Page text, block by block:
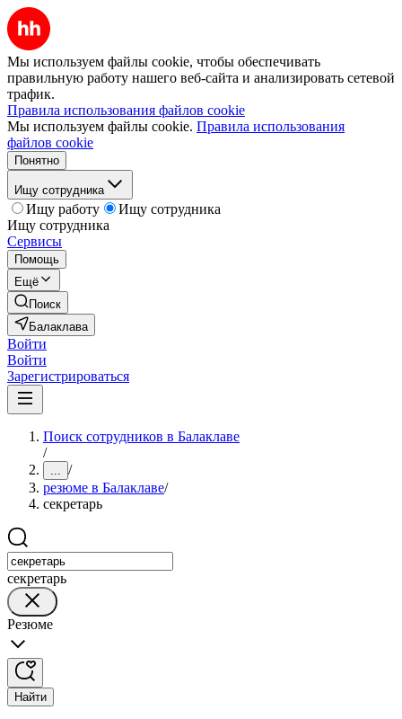
Мы используем файлы cookie, чтобы обеспечивать
правильную работу нашего веб-сайта и анализировать сетевой
трафик.
Правила использования файлов cookie
Мы используем файлы cookie. Правила использования
файлов cookie
Понятно
Ищу сотрудника
Ищу работу
Ищу сотрудника
Ищу сотрудника
Сервисы
Помощь
Ещё
Поиск
Балаклава
Войти
Войти
Зарегистрироваться
Поиск сотрудников в Балаклаве
/
... /
резюме в Балаклаве/
секретарь
секретарь
Резюме
Найти